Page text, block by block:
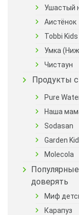
Ушастый
Аистёнок
Tobbi
Умка
Чистаун
Продукты
Pure
Наша
Sodasan
Garden
Molecola
доверять
Миф
Карапуз